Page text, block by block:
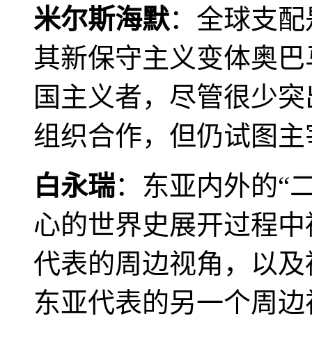
米尔斯海默：全球支
其新保守主义变体奥
国主义者，尽管很少
组织合作，但仍试图
白永瑞：东亚内外的“
心的世界史展开过程
代表的周边视角，以
东亚代表的另一个周